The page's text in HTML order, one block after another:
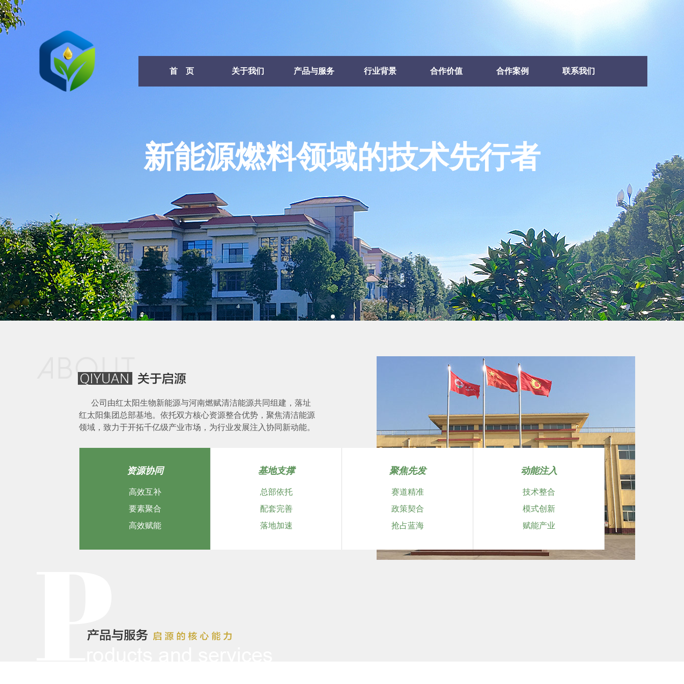
新能源燃料领域的技术先行者
首 页 关于我们 产品与服务 行业背景 合作价值 合作案例 联系我们
公司由红太阳生物新能源与河南燃赋清洁能源共同组建，落址
红太阳集团总部基地。依托双方核心资源整合优势，聚焦清洁能源
领域，致力于开拓千亿级产业市场，为行业发展注入协同新动能。
资源协同
高效互补
要素聚合
高效赋能
基地支撑
总部依托
配套完善
落地加速
聚焦先发
赛道精准
政策契合
抢占蓝海
动能注入
技术整合
模式创新
赋能产业